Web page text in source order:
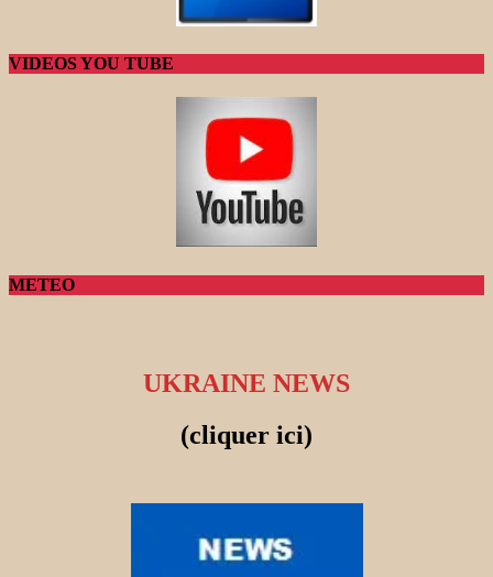
VIDEOS YOU TUBE
METEO
UKRAINE NEWS
(cliquer ici)